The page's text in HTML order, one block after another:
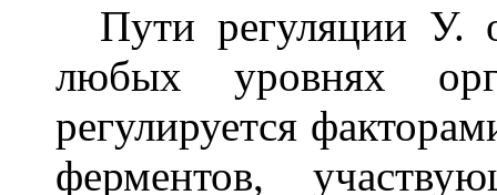
Пути регуляции У.
любых уровнях
регулируется
ферментов,